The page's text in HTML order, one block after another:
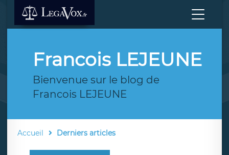
Francois LEJEUNE
Bienvenue sur le blog de
Francois LEJEUNE
Accueil Derniers articles